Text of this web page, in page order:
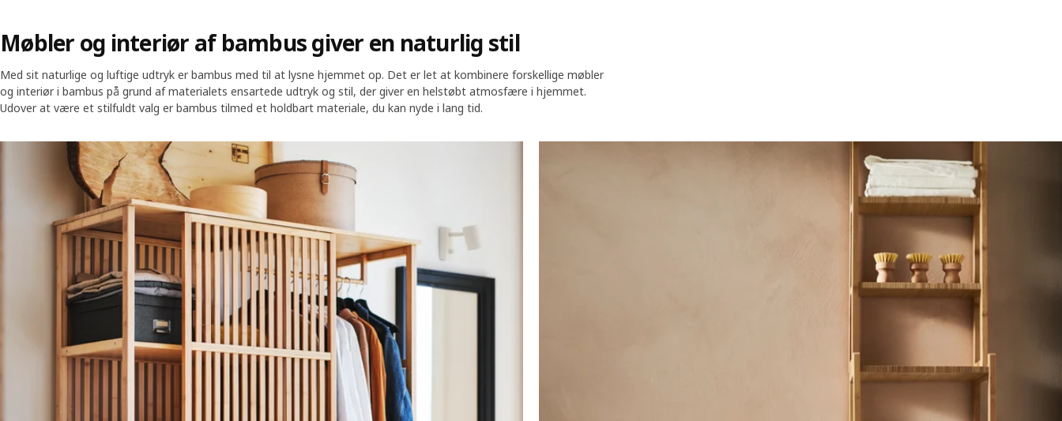
Møbler og interiør af bambus giver en naturlig stil
Med sit naturlige og luftige udtryk er bambus med til at lysne hjemmet op. Det er let at kombinere forskellige møbler
og interiør i bambus på grund af materialets ensartede udtryk og stil, der giver en helstøbt atmosfære i hjemmet.
Udover at være et stilfuldt valg er bambus tilmed et holdbart materiale, du kan nyde i lang tid.